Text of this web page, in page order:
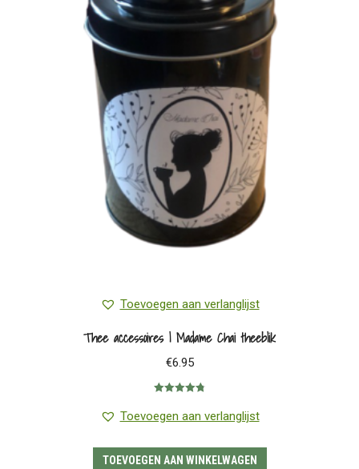
Toevoegen aan verlanglijst
Thee accessoires | Madame Chai theeblik
€6.95
4.80uit 5
Toevoegen aan verlanglijst
TOEVOEGEN AAN WINKELWAGEN